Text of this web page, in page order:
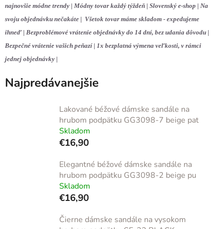
najnovšie módne trendy | Módny tovar každý týždeň | Slovenský e-shop | Na
svoju objednávku nečakáte | Všetok tovar máme skladom - expedujeme
ihneď | Bezproblémové vrátenie objednávky do 14 dní, bez udania dôvodu |
Bezpečné vrátenie vašich peňazí | 1x bezplatná výmena veľkosti, v rámci
jednej objednávky |
Najpredávanejšie
Lakované béžové dámske sandále na
hrubom podpätku GG3098-7 beige pat
Skladom
€16,90
Elegantné béžové dámske sandále na
hrubom podpätku GG3098-2 beige pu
Skladom
€16,90
Čierne dámske sandále na vysokom